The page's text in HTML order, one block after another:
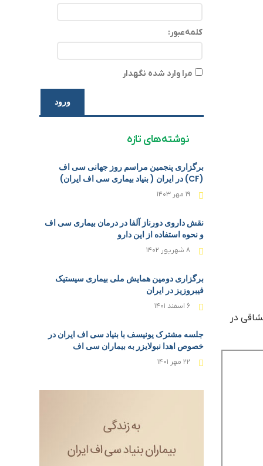
در
کلمه‌عبور:
مرا وارد شده نگهدار
ورود
نوشته‌های تازه
برگزاری پنجمین مراسم روز جهانی سی اف
(CF) در ایران ( بنیاد بیماری سی اف ایران)
۱۹ مهر ۱۴۰۳
نقش داروی دورناز آلفا در درمان بیماری سی اف
و نحوه استفاده از این دارو
۸ شهریور ۱۴۰۲
برگزاری دومین همایش ملی بیماری سیستیک
فیبروزیز در ایران
۶ اسفند ۱۴۰۱
جلسه مشترک یونیسف با بنیاد سی اف ایران در
خصوص اهدا نبولایزر به بیماران سی اف
۲۲ مهر ۱۴۰۱